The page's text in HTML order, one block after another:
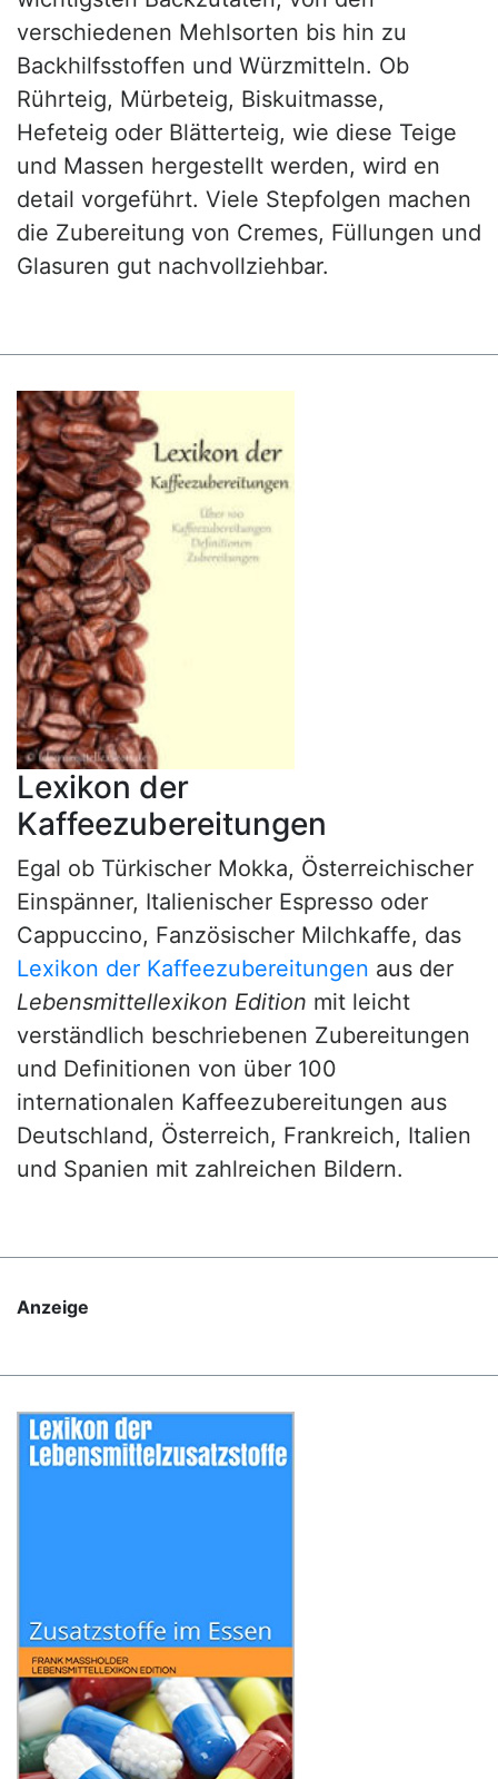
verschiedenen Mehlsorten bis hin zu
Backhilfsstoffen und Würzmitteln. Ob
Rührteig, Mürbeteig, Biskuitmasse,
Hefeteig oder Blätterteig, wie diese Teige
und Massen hergestellt werden, wird en
detail vorgeführt. Viele Stepfolgen machen
die Zubereitung von Cremes, Füllungen und
Glasuren gut nachvollziehbar.
Lexikon der
Kaffeezubereitungen
Egal ob Türkischer Mokka, Österreichischer
Einspänner, Italienischer Espresso oder
Cappuccino, Fanzösischer Milchkaffe, das
Lexikon der Kaffeezubereitungen aus der
Lebensmittellexikon Edition mit leicht
verständlich beschriebenen Zubereitungen
und Definitionen von über 100
internationalen Kaffeezubereitungen aus
Deutschland, Österreich, Frankreich, Italien
und Spanien mit zahlreichen Bildern.
Anzeige